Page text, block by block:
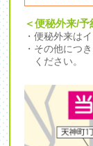
＜便秘外来/
・便秘外来は
・その他につ
ください。